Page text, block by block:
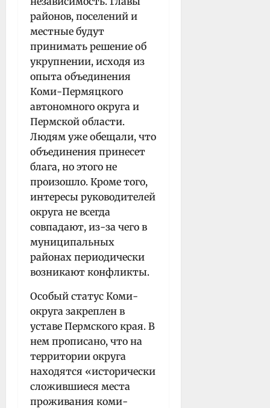
районов, поселений и
местные будут
принимать решение об
укрупнении, исходя из
опыта объединения
Коми-Пермяцкого
автономного округа и
Пермской области.
Людям уже обещали, что
объединения принесет
блага, но этого не
произошло. Кроме того,
интересы руководителей
округа не всегда
совпадают, из-за чего в
муниципальных
районах периодически
возникают конфликты.
Особый статус Коми-
округа закреплен в
уставе Пермского края. В
нем прописано, что на
территории округа
находятся «исторически
сложившиеся места
проживания коми-